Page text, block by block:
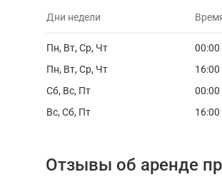
Дни недели
Пн, Вт, Ср, Чт 00:00
Пн, Вт, Ср, Чт
16:00
Сб, Вс, Пт
00:00
Вс, Сб, Пт
16:00
Отзывы об аренде